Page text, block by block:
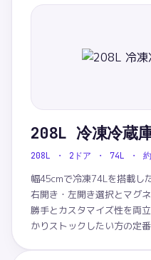
208L 冷凍冷蔵
208L ・ 2ドア ・ 74L ・ 約
幅45cmで冷凍74Lを搭載し
右開き・左開き選択とマグ
勝手とカスタマイズ性を両
かりストックしたい方の定番